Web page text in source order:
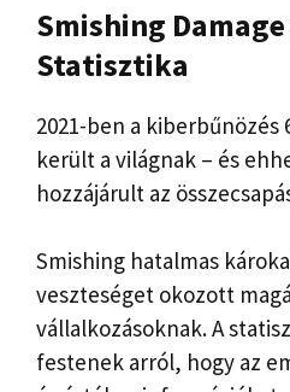
Smishing
Statisztika
2021-ben a kiberbűnözés
került a világnak – és
hozzájárult az
Smishing hatalmas
veszteséget okozott
vállalkozásoknak. A
festenek arról, hogy az